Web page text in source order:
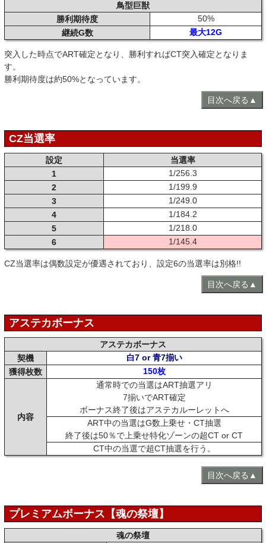
鳥型巨獣
勝利期待度
50%
継続G数
最大12G
突入した時点でART確定となり、勝利すればCT突入確定となりま
す。
勝利期待度は約50%となっています。
目次へ戻る▲
CZ当選率
設定
当選率
1
1/256.3
2
1/199.9
3
1/249.0
4
1/184.2
5
1/218.0
6
1/145.4
CZ当選率は偶数設定が優遇されており、設定6の当選率は別格!!
目次へ戻る▲
アステカボーナス
アステカボーナス
契機
白7 or 青7揃い
獲得枚数
150枚
内容
通常時での当選はART抽選アリ
7揃いでART確定
ボーナス終了後はアステカルーレットへ
ART中の当選はG数上乗せ・CT抽選
終了後は50％で上乗せ特化ゾーンの超CT or CT
CT中の当選で超CT抽選を行う。
目次へ戻る▲
プレミアムボーナス【魂の祭壇】
魂の祭壇